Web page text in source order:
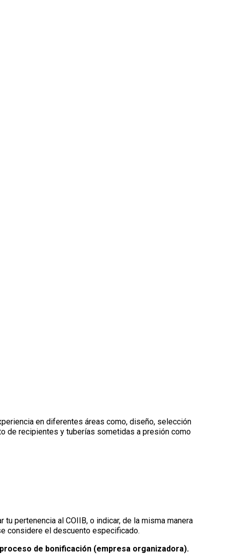
en diferentes áreas como, diseño, selección
de recipientes y tuberías sometidas a presión como
tu pertenencia al COIIB, o indicar, de la misma manera
considere el descuento especificado.
de bonificación (empresa organizadora).